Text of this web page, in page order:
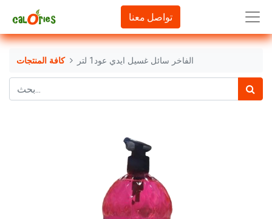
تواصل معنا
كافة المنتجات الفاخر سائل غسيل ايدي عود1 لتر